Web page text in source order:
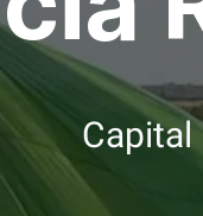
Capital